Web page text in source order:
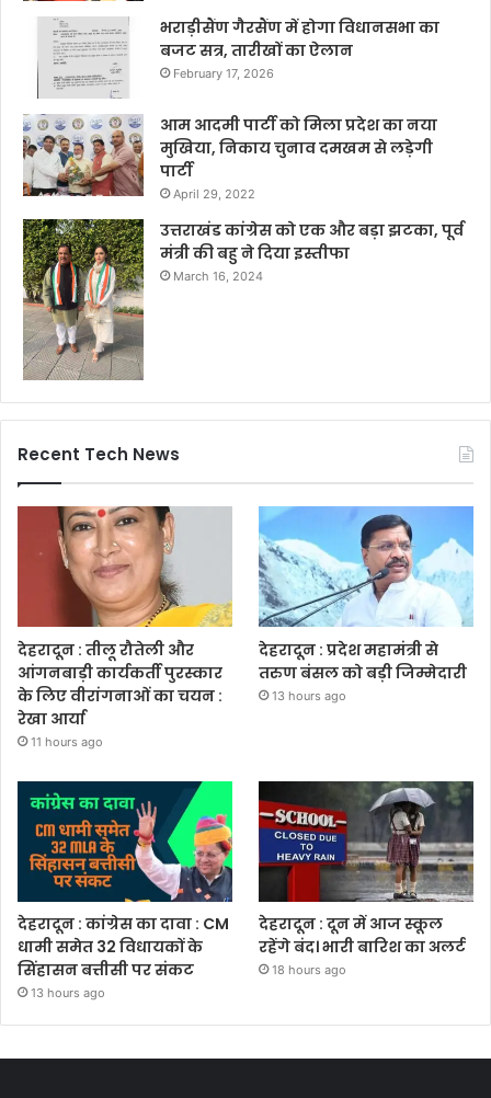
भराड़ीसैंण गैरसैंण में होगा विधानसभा का
बजट सत्र, तारीखों का ऐलान
February 17, 2026
आम आदमी पार्टी को मिला प्रदेश का नया
मुखिया, निकाय चुनाव दमखम से लड़ेगी
पार्टी
April 29, 2022
उत्तराखंड कांग्रेस को एक और बड़ा झटका, पूर्व
मंत्री की बहु ने दिया इस्तीफा
March 16, 2024
Recent Tech News
देहरादून : तीलू रौतेली और
आंगनबाड़ी कार्यकर्ती पुरस्कार
के लिए वीरांगनाओं का चयन :
रेखा आर्या
11 hours ago
देहरादून : प्रदेश महामंत्री से
तरुण बंसल को बड़ी जिम्मेदारी
13 hours ago
देहरादून : कांग्रेस का दावा : CM
धामी समेत 32 विधायकों के
सिंहासन बत्तीसी पर संकट
13 hours ago
देहरादून : दून में आज स्कूल
रहेंगे बंद। भारी बारिश का अलर्ट
18 hours ago